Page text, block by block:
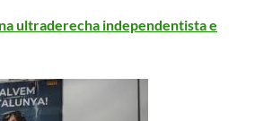
ultraderecha independentista e